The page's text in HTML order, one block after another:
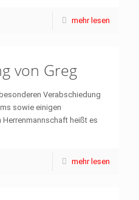
mehr lesen
von Greg
Verabschiedung
sowie einigen
heißt es
mehr lesen